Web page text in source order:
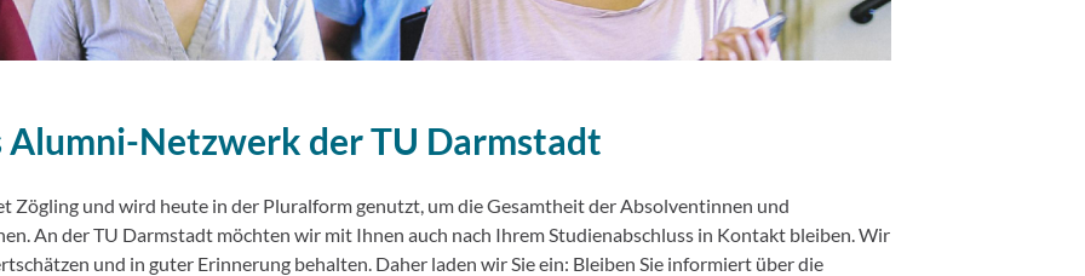
Alumni-Netzwerk der TU Darmstadt
Zögling und wird heute in der Pluralform genutzt, um die Gesamtheit der Absolventinnen und
An der TU Darmstadt möchten wir mit Ihnen auch nach Ihrem Studienabschluss in Kontakt bleiben. Wir
und in guter Erinnerung behalten. Daher laden wir Sie ein: Bleiben Sie informiert über die